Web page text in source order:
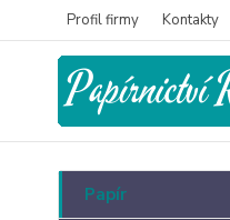
Profil firmy Kontakty
Papír